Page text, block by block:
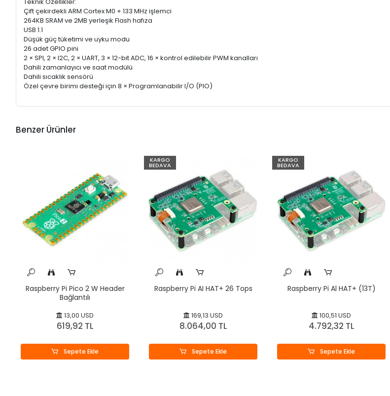
Çift çekirdekli ARM Cortex M0 + 133 MHz işlemci
264KB SRAM ve 2MB yerleşik Flash hafıza
USB 1.1
Düşük güç tüketimi ve uyku modu
26 adet GPIO pini
2 × SPI, 2 × I2C, 2 × UART, 3 × 12-bit ADC, 16 × kontrol edilebilir PWM kanalları
Dahili zamanlayıcı ve saat modülü
Dahili sıcaklık sensörü
Özel çevre birimi desteği için 8 × Programlanabilir I/O (PIO)
Benzer Ürünler
Raspberry Pi Pico 2 W Header
Bağlantılı
13,00 USD
619,92 TL
Sepete Ekle
KARGO
BEDAVA
Raspberry Pi AI HAT+ 26 Tops
169,13 USD
8.064,00 TL
Sepete Ekle
KARGO
BEDAVA
Raspberry Pi Al HAT+ (13T)
100,51 USD
4.792,32 TL
Sepete Ekle